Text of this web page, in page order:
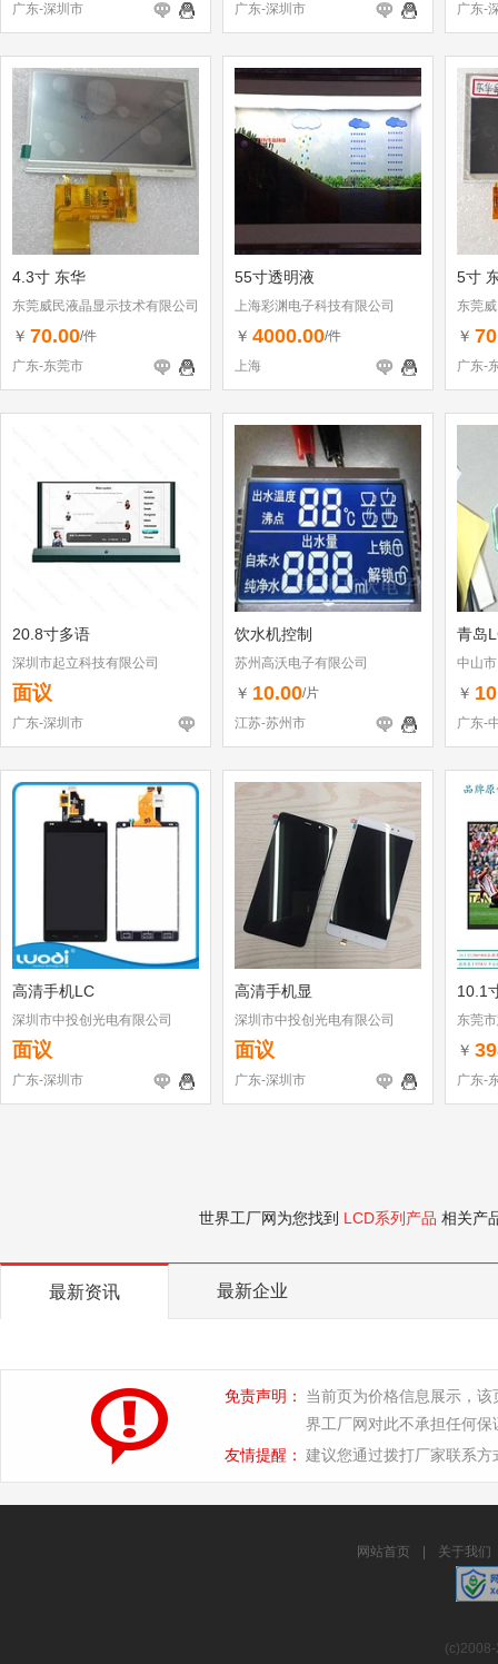
广东-深圳市
广东-深圳市
广东-
4.3寸 东华
东莞威民液晶显示技术有限公司
￥ 70.00/件
广东-东莞市
55寸透明液
上海彩渊电子科技有限公司
￥ 4000.00/件
上海
5寸
东莞
￥
广东-
20.8寸多语
深圳市起立科技有限公司
面议
广东-深圳市
饮水机控制
苏州高沃电子有限公司
￥ 10.00/片
江苏-苏州市
青岛
中山
￥
广东-
高清手机LC
深圳市中投创光电有限公司
面议
广东-深圳市
高清手机显
深圳市中投创光电有限公司
面议
广东-深圳市
10.1
东莞
￥
广东-
世界工厂网为您找到 LCD系列产品 相关产
最新资讯 最新企业
免责声明：
当前页为价格信息展示，
界工厂网对此不承担任何保
友情提醒： 建议您通过拨打厂家联系
网站首页 关于我们